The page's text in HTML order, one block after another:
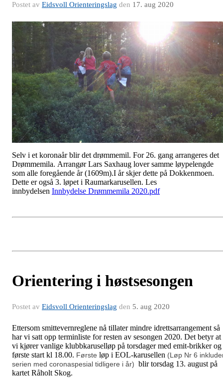
Postet av Eidsvoll Orienteringslag den 17. aug 2020
Selv i et koronaår blir det drømmemil. For 26. gang arrangeres det
Drømmemila. Arrangør Lars Saxhaug lover samme løypelengde
som alle foregående år (1609m).I år skjer dette på Dokkenmoen.
Dette er også 3. løpet i Raumarkarusellen. Les
innbydelsen Innbydelse Drømmemila 2020.pdf
Orientering i høstsesongen
Postet av Eidsvoll Orienteringslag den 5. aug 2020
Ettersom smittevernreglene nå tillater mindre idrettsarrangement så
har vi satt opp terminliste for resten av sesongen 2020. Det betyr at
vi kjører vanlige klubbkaruselløp på torsdager med emit-brikker og
første start kl 18.00. Første løp i EOL-karusellen (Løp Nr 6
serien med coronaspesial tidligere i år) blir torsdag 13. august på
kartet Råholt Skog.